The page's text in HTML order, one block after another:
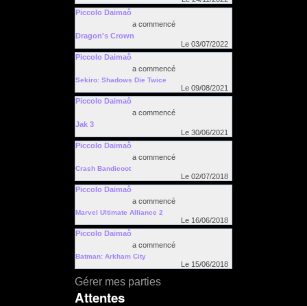
Piccolo Daimaô
a commencé
Dragon's Crown
Le 03/07/2022
Piccolo Daimaô
a commencé
Sekiro: Shadows Die Twice
Le 09/08/2021
Piccolo Daimaô
a commencé
Jak 3
Le 30/06/2021
Piccolo Daimaô
a commencé
Crash Bandicoot
Le 02/07/2018
Piccolo Daimaô
a commencé
Marvel Ultimate Alliance 2
Le 16/06/2018
Piccolo Daimaô
a commencé
Batman: Arkham City
Le 15/06/2018
Gérer mes parties
Attentes